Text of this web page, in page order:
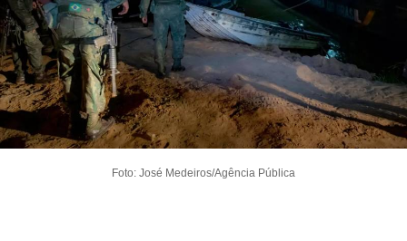
Foto: José Medeiros/Agência Pública